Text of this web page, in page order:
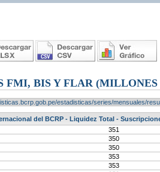
FMI, BIS Y FLAR (MILLONES
estadisticas/series/mensuales/
del BCRP - Liquidez Total -
351
350
350
353
353